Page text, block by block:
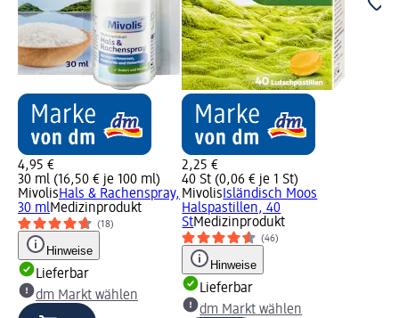
4,95 €
30 ml (16,50 € je 100 ml)
MivolisHals & Rachenspray,
30 mlMedizinprodukt
(18)
Hinweise
Lieferbar
dm Markt wählen
2,25 €
40 St (0,06 € je 1 St)
Mivolis Isländisch Moos
Halspastillen, 40
StMedizinprodukt
(46)
Hinweise
Lieferbar
dm Markt wählen